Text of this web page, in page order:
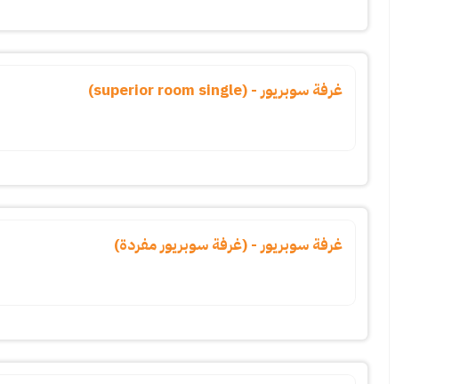
غرفة سوبريور - (superior room single)
غرفة سوبريور - (غرفة سوبريور مفردة)